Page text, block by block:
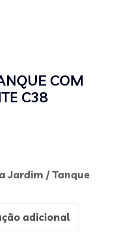
COM
C38
Jardim / Tanque
adicional